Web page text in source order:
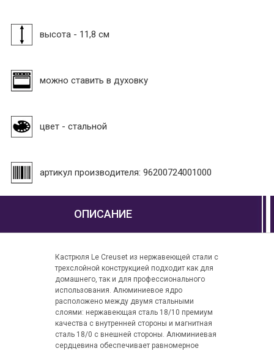
высота - 11,8 см
можно ставить в духовку
цвет - стальной
артикул производителя: 96200724001000
ОПИСАНИЕ
Кастрюля Le Creuset из нержавеющей стали с
трехслойной конструкцией подходит как для
домашнего, так и для профессионального
использования. Алюминиевое ядро
расположено между двумя стальными
слоями: нержавеющая сталь 18/10 премиум
качества с внутренней стороны и магнитная
сталь 18/0 с внешней стороны. Алюминиевая
сердцевина обеспечивает равномерное